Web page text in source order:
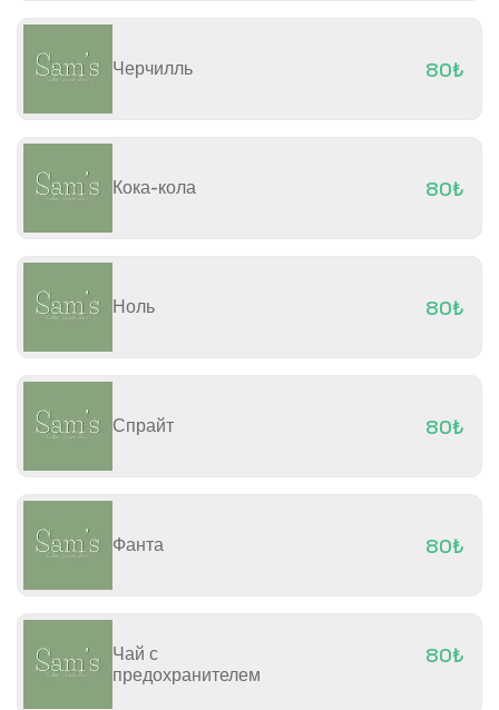
Черчилль 80₺
Кока-кола 80₺
Ноль 80₺
Спрайт 80₺
Фанта 80₺
Чай с
предохранителем
80₺